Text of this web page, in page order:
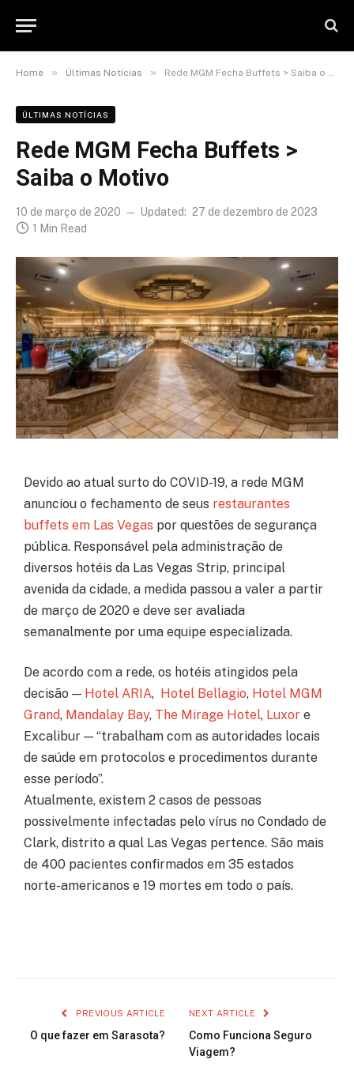
Home » Últimas Notícias » Rede MGM Fecha Buffets > Saiba o Motivo
ÚLTIMAS NOTÍCIAS
Rede MGM Fecha Buffets >
Saiba o Motivo
10 de março de 2020 Updated: 27 de dezembro de 2023
1 Min Read
Devido ao atual surto do COVID-19, a rede MGM
anunciou o fechamento de seus restaurantes
buffets em Las Vegas por questões de segurança
pública. Responsável pela administração de
diversos hotéis da Las Vegas Strip, principal
avenida da cidade, a medida passou a valer a partir
de março de 2020 e deve ser avaliada
semanalmente por uma equipe especializada.
De acordo com a rede, os hotéis atingidos pela
decisão — Hotel ARIA, Hotel Bellagio, Hotel MGM
Grand, Mandalay Bay, The Mirage Hotel, Luxor e
Excalibur — “trabalham com as autoridades locais
de saúde em protocolos e procedimentos durante
esse período”.
Atualmente, existem 2 casos de pessoas
possivelmente infectadas pelo vírus no Condado de
Clark, distrito a qual Las Vegas pertence. São mais
de 400 pacientes confirmados em 35 estados
norte-americanos e 19 mortes em todo o país.
PREVIOUS ARTICLE
O que fazer em Sarasota?
NEXT ARTICLE
Como Funciona Seguro
Viagem?